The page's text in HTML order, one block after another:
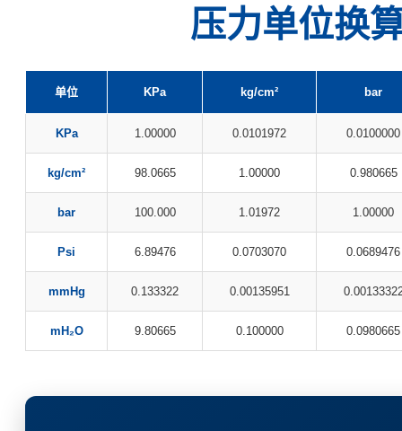
压力单位换
单位 KPa kg/cm² bar
KPa 1.00000 0.0101972 0.0100000
kg/cm² 98.0665 1.00000 0.980665
bar 100.000 1.01972 1.00000
Psi 6.89476 0.0703070 0.0689476
mmHg 0.133322 0.00135951
mH₂O 9.80665 0.100000 0.0980665